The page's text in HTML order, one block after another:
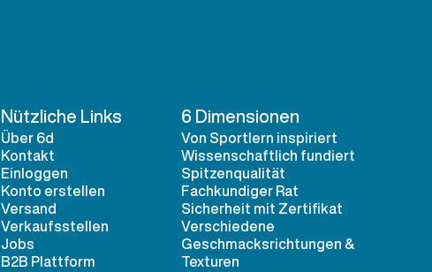
Nützliche Links
Über 6d
Kontakt
Einloggen
Konto erstellen
Versand
Verkaufsstellen
Jobs
B2B Plattform
6 Dimensionen
Von Sportlern inspiriert
Wissenschaftlich fundiert
Spitzenqualität
Fachkundiger Rat
Sicherheit mit Zertifikat
Verschiedene
Geschmacksrichtungen &
Texturen